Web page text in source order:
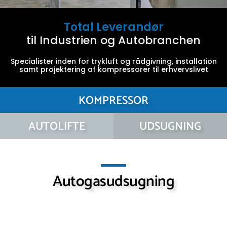
Total Leverandør
til Industrien og Autobranchen
Specialister inden for trykluft og rådgivning, installation
samt projektering af kompressorer til erhvervslivet
KOMPRESSOR
AUTOLIFTE
UDSUGNING
Autogasudsugning